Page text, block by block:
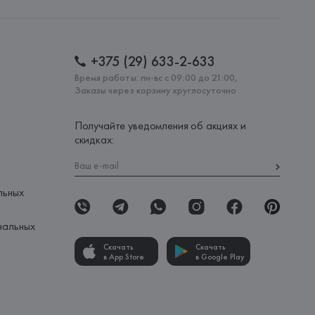
+375 (29) 633-2-633
Время работы: пн-вс с 09:00 до 21:00,
Заказы через корзину круглосуточно
Получайте уведомления об акциях и
скидках:
Скачать
в App Store
Скачать
в Google Play